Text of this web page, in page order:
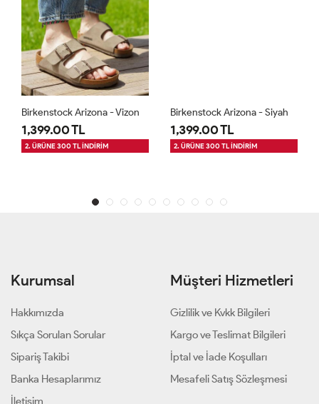
Birkenstock Arizona - Vizon
1,399.00 TL
2. ÜRÜNE 300 TL İNDİRİM
Birkenstock Arizona - Siyah
1,399.00 TL
2. ÜRÜNE 300 TL İNDİRİM
Kurumsal
Hakkımızda
Sıkça Sorulan Sorular
Sipariş Takibi
Banka Hesaplarımız
İletişim
Müşteri Hizmetleri
Gizlilik ve Kvkk Bilgileri
Kargo ve Teslimat Bilgileri
İptal ve İade Koşulları
Mesafeli Satış Sözleşmesi